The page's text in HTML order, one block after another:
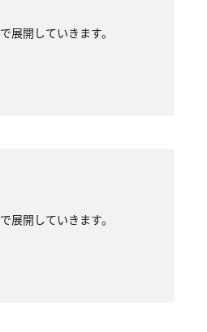
展開していきます。
展開していきます。